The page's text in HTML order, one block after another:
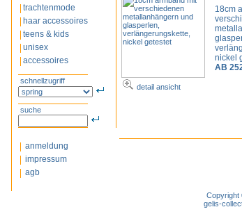
trachtenmode
haar accessoires
teens & kids
unisex
accessoires
schnellzugriff
suche
anmeldung
impressum
agb
detail ansicht
18cm
nickel
AB
Copyright
gelis-